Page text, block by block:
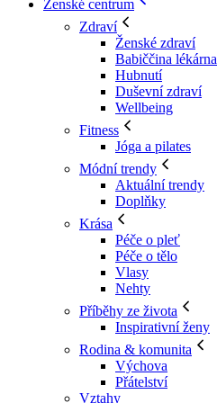
Ženské centrum
Zdraví
Ženské zdraví
Babiččina lékárna
Hubnutí
Duševní zdraví
Wellbeing
Fitness
Jóga a pilates
Módní trendy
Aktuální trendy
Doplňky
Krása
Péče o pleť
Péče o tělo
Vlasy
Nehty
Příběhy ze života
Inspirativní ženy
Rodina & komunita
Výchova
Přátelství
Vztahy